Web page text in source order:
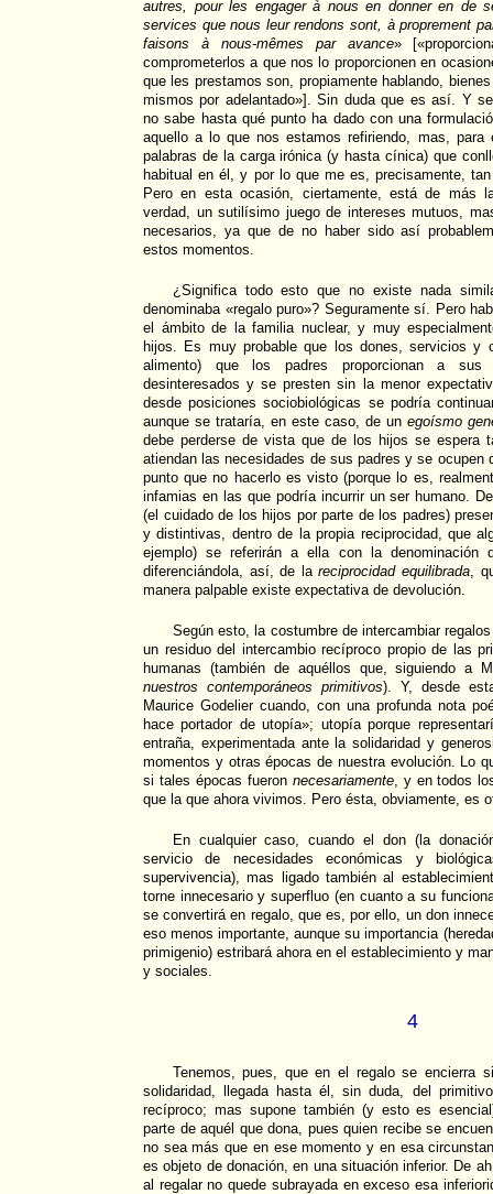
autres, pour les engager à nous en donner en de
services que nous leur rendons sont, à proprement
faisons à nous-mêmes par avance»
comprometerlos a que nos lo proporcionen en
que les prestamos son, propiamente hablando,
mismos por adelantado»]. Sin duda que es así. Y
no sabe hasta qué punto ha dado con una
aquello a lo que nos estamos refiriendo, mas, para
palabras de la carga irónica (y hasta cínica) que
habitual en él, y por lo que me es, precisamente,
Pero en esta ocasión, ciertamente, está de más
verdad, un sutilísimo juego de intereses mutuos,
necesarios, ya que de no haber sido así
estos momentos.
¿Significa todo esto que no existe nada
denominaba «regalo puro»? Seguramente sí. Pero
el ámbito de la familia nuclear, y muy
hijos. Es muy probable que los dones, servicios y
alimento) que los padres proporcionan a sus
desinteresados y se presten sin la menor
desde posiciones sociobiológicas se podría
aunque se trataría, en este caso, de un egoísmo
debe perderse de vista que de los hijos se espera
atiendan las necesidades de sus padres y se ocupen
punto que no hacerlo es visto (porque lo es,
infamias en las que podría incurrir un ser humano.
(el cuidado de los hijos por parte de los padres)
y distintivas, dentro de la propia reciprocidad, que
ejemplo) se referirán a ella con la denominación
diferenciándola, así, de lareciprocidad equilibrada,
manera palpable existe expectativa de devolución.
Según esto, la costumbre de intercambiar
un residuo del intercambio recíproco propio de las
humanas (también de aquéllos que, siguiendo a
nuestros contemporáneos primitivos). Y, desde
Maurice Godelier cuando, con una profunda nota
hace portador de utopía»; utopía porque
entraña, experimentada ante la solidaridad y
momentos y otras épocas de nuestra evolución. Lo
si tales épocas fueron necesariamente, y en todos
que la que ahora vivimos. Pero ésta, obviamente, es
En cualquier caso, cuando el don (la
servicio de necesidades económicas y
supervivencia), mas ligado también al
torne innecesario y superfluo (en cuanto a su
se convertirá en regalo, que es, por ello, un don
eso menos importante, aunque su importancia
primigenio) estribará ahora en el establecimiento y
y sociales.
4
Tenemos, pues, que en el regalo se encierra
solidaridad, llegada hasta él, sin duda, del
recíproco; mas supone también (y esto es
parte de aquél que dona, pues quien recibe se
no sea más que en ese momento y en esa
es objeto de donación, en una situación inferior. De
al regalar no quede subrayada en exceso esa